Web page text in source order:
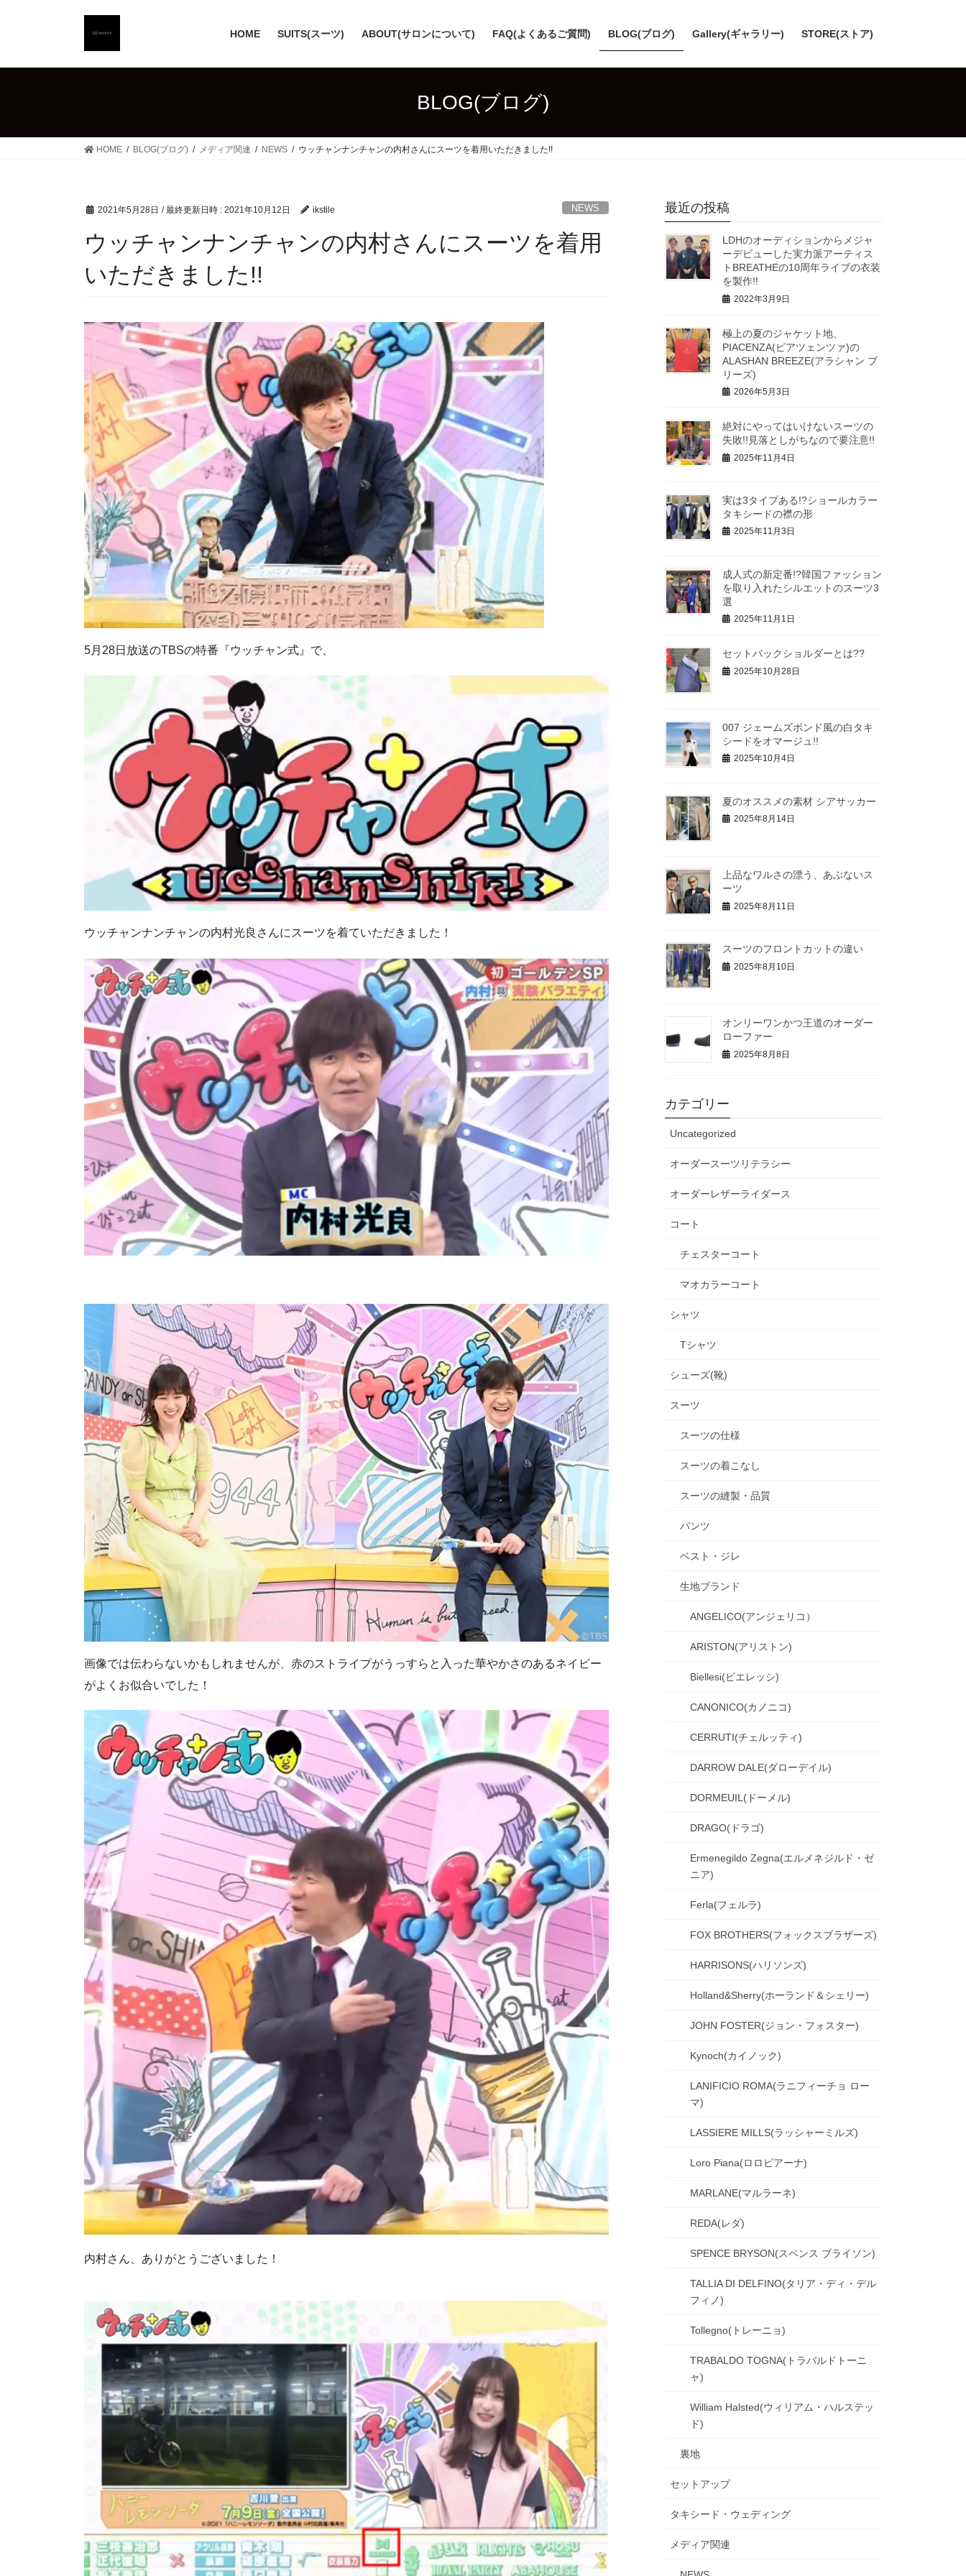
HOME SUITS(スーツ) ABOUT(サロンについて) FAQ(よくあるご質問) BLOG(ブログ) Gallery(ギャラリー) STORE(ストア)
BLOG(ブログ)
HOME BLOG(ブログ) メディア関連 NEWS ウッチャンナンチャンの内村さんにスーツを着用いただきました!!
2021年5月28日 / 最終更新日時 : 2021年10月12日 ikstile NEWS
ウッチャンナンチャンの内村さんにスーツを着用
いただきました!!
5月28日放送のTBSの特番『ウッチャン式』で、
ウッチャンナンチャンの内村光良さんにスーツを着ていただきました！
画像では伝わらないかもしれませんが、赤のストライプがうっすらと入った華やかさのあるネイビー
がよくお似合いでした！
内村さん、ありがとうございました！
最近の投稿
LDHのオーディションからメジャ
ーデビューした実力派アーティス
トBREATHEの10周年ライブの衣装
を製作!!
2022年3月9日
極上の夏のジャケット地、
PIACENZA(ピアツェンツァ)の
ALASHAN BREEZE(アラシャン ブ
リーズ)
2026年5月3日
絶対にやってはいけないスーツの
失敗!!見落としがちなので要注意!!
2025年11月4日
実は3タイプある!?ショールカラー
タキシードの襟の形
2025年11月3日
成人式の新定番!?韓国ファッション
を取り入れたシルエットのスーツ3
選
2025年11月1日
セットバックショルダーとは??
2025年10月28日
007 ジェームズボンド風の白タキ
シードをオマージュ!!
2025年10月4日
夏のオススメの素材 シアサッカー
2025年8月14日
上品なワルさの漂う、あぶないス
ーツ
2025年8月11日
スーツのフロントカットの違い
2025年8月10日
オンリーワンかつ王道のオーダー
ローファー
2025年8月8日
カテゴリー
Uncategorized
オーダースーツリテラシー
オーダーレザーライダース
コート
チェスターコート
マオカラーコート
シャツ
Tシャツ
シューズ(靴)
スーツ
スーツの仕様
スーツの着こなし
スーツの縫製・品質
パンツ
ベスト・ジレ
生地ブランド
ANGELICO(アンジェリコ）
ARISTON(アリストン)
Biellesi(ビエレッシ)
CANONICO(カノニコ)
CERRUTI(チェルッティ)
DARROW DALE(ダローデイル)
DORMEUIL(ドーメル)
DRAGO(ドラゴ)
Ermenegildo Zegna(エルメネジルド・ゼ
ニア)
Ferla(フェルラ)
FOX BROTHERS(フォックスブラザーズ)
HARRISONS(ハリソンズ)
Holland&Sherry(ホーランド＆シェリー)
JOHN FOSTER(ジョン・フォスター)
Kynoch(カイノック)
LANIFICIO ROMA(ラニフィーチョ ロー
マ)
LASSIERE MILLS(ラッシャーミルズ)
Loro Piana(ロロピアーナ)
MARLANE(マルラーネ)
REDA(レダ)
SPENCE BRYSON(スペンス ブライソン)
TALLIA DI DELFINO(タリア・ディ・デル
フィノ)
Tollegno(トレーニョ)
TRABALDO TOGNA(トラバルドトーニ
ャ)
William Halsted(ウィリアム・ハルステッ
ド)
裏地
セットアップ
タキシード・ウェディング
メディア関連